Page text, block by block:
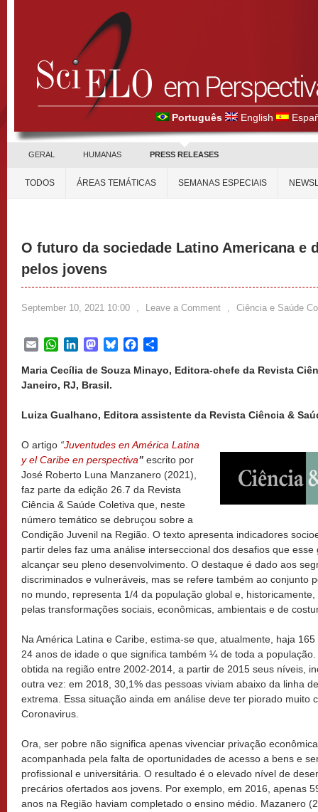
Português English
GERAL HUMANAS PRESS RELEASES
TODOS ÁREAS TEMÁTICAS SEMANAS ESPECIAIS
O futuro da sociedade Latino Americana e
pelos jovens
September 10, 2021 10:00 , Leave a Comment , Ciência e Saúde
EmailWhatsApp
LinkedInMastodon
BlueskyFacebook
Maria Cecília de Souza Minayo, Editora-chefe da Revista
Janeiro, RJ, Brasil.
Luiza Gualhano, Editora assistente da Revista Ciência &
O artigo “Juventudes en América Latina
y el Caribe en perspectiva” escrito por
José Roberto Luna Manzanero (2021),
faz parte da edição 26.7 da Revista
Ciência & Saúde Coletiva que, neste
número temático se debruçou sobre a
Condição Juvenil na Região. O texto apresenta indicadores
partir deles faz uma análise interseccional dos desafios que
alcançar seu pleno desenvolvimento. O destaque é dado aos
discriminados e vulneráveis, mas se refere também ao conjunto
no mundo, representa 1/4 da população global e,
pelas transformações sociais, econômicas, ambientais e de
Na América Latina e Caribe, estima-se que, atualmente, haja
24 anos de idade o que significa também ¼ de toda a
obtida na região entre 2002-2014, a partir de 2015 seus níveis,
outra vez: em 2018, 30,1% das pessoas viviam abaixo da linha
extrema. Essa situação ainda em análise deve ter piorado muito
Coronavirus.
Ora, ser pobre não significa apenas vivenciar privação
acompanhada pela falta de oportunidades de acesso a bens e
profissional e universitária. O resultado é o elevado nível de
precários ofertados aos jovens. Por exemplo, em 2016, apenas
anos na Região haviam completado o ensino médio. Mazanero